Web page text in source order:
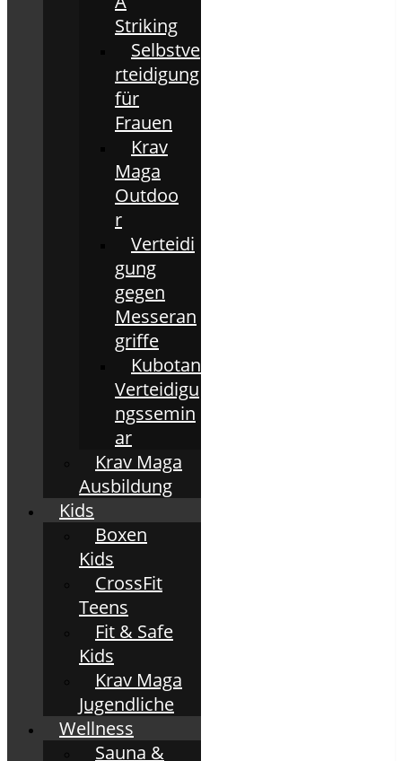
Striking
Selbstve
rteidigung
für
Frauen
Krav
Maga
Outdoo
r
Verteidi
gung
gegen
Messeran
griffe
Kubotan
Verteidigu
ngssemin
ar
Krav Maga
Ausbildung
Kids
Boxen
Kids
CrossFit
Teens
Fit & Safe
Kids
Krav Maga
Jugendliche
Wellness
Sauna &